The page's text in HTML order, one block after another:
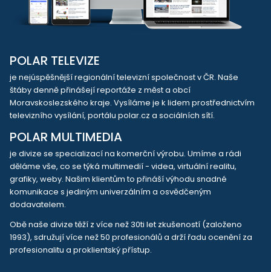
POLAR TELEVIZE
je nejúspěšnější regionální televizní společnost v ČR. Naše
štáby denně přinášejí reportáže z měst a obcí
Moravskoslezského kraje. Vysíláme je k lidem prostřednictvím
televizního vysílání, portálu polar.cz a sociálních sítí.
POLAR MULTIMEDIA
je divize se specializací na komerční výrobu. Umíme a rádi
děláme vše, co se týká multimedií - videa, virtuální realitu,
grafiky, weby. Našim klientům to přináší výhodu snadné
komunikace s jediným univerzálním a osvědčeným
dodavatelem.
Obě naše divize těží z více než 30ti let zkušeností (založeno
1993), sdružují více než 50 profesionálů a drží řadu ocenění za
profesionalitu a proklientský přístup.